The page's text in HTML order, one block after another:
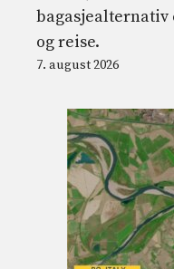
og reise.
7. august 2026